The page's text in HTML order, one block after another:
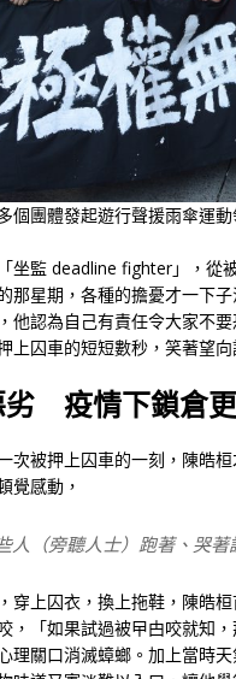
個團體發起遊行聲援雨傘運
坐監 deadline fighter」，從
那星期，各種的擔憂才一下
他認為自己有責任令大家不
上囚車的短短數秒，笑著望
劣 疫情下鎖倉
次被押上囚車的一刻，陳皓
覺感動，
人（旁聽人士）跑著、哭
穿上囚衣，換上拖鞋，陳皓
，「如果試過被曱甴咬就知
理關口消滅蟑螂。加上當時